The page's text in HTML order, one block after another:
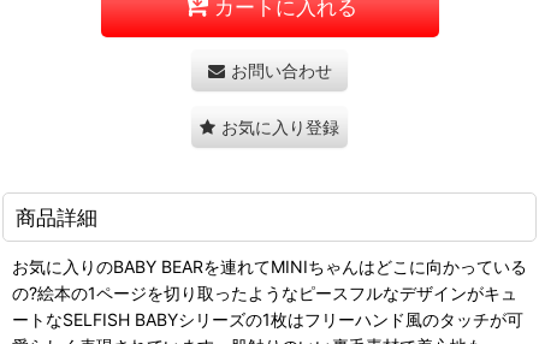
カートに入れる
お問い合わせ
お気に入り登録
商品詳細
お気に入りのBABY BEARを連れてMINIちゃんはどこに向かっている
の?絵本の1ページを切り取ったようなピースフルなデザインがキュ
ートなSELFISH BABYシリーズの1枚はフリーハンド風のタッチが可